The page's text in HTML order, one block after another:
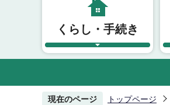
くらし・手続き
現在のページ トップページ